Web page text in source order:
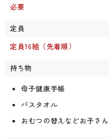
必要
定員
定員16組（先着順）
持ち物
母子健康手帳
バスタオル
おむつの替えなどお子さ